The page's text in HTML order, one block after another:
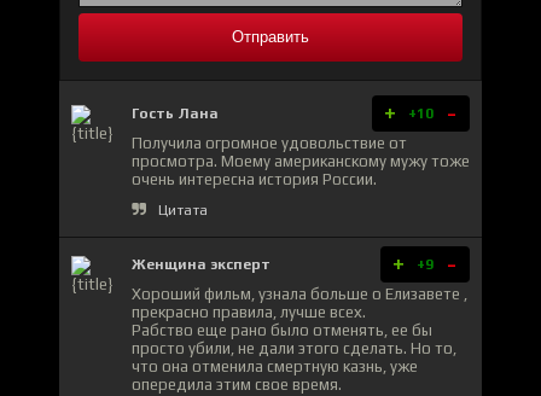
Отправить
Гость Лана + +10 -
Получила огромное удовольствие от
просмотра. Моему американскому мужу тоже
очень интересна история России.
Цитата
Женщина эксперт + +9 -
Хороший фильм, узнала больше о Елизавете ,
прекрасно правила, лучше всех.
Рабство еще рано было отменять, ее бы
просто убили, не дали этого сделать. Но то,
что она отменила смертную казнь, уже
опередила этим свое время.